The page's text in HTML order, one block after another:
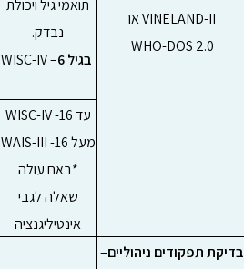
VINELAND-IIאו
WHO-DOS 2.0
תואמי גיל ויכולת
נבדק.
בגיל 6
– WISC-IV
עד 16- WISC-IV
מעל 16- WAIS-III
*באם עולה
שאלה לגבי
אינטיליגנציה
בדיקת תפקודים ניהוליים–